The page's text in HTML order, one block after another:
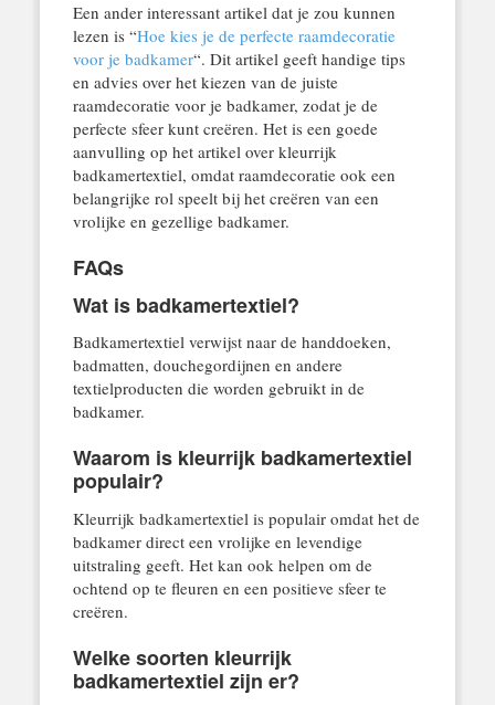
Een ander interessant artikel dat je zou kunnen
lezen is “Hoe kies je de perfecte raamdecoratie
voor je badkamer“. Dit artikel geeft handige tips
en advies over het kiezen van de juiste
raamdecoratie voor je badkamer, zodat je de
perfecte sfeer kunt creëren. Het is een goede
aanvulling op het artikel over kleurrijk
badkamertextiel, omdat raamdecoratie ook een
belangrijke rol speelt bij het creëren van een
vrolijke en gezellige badkamer.
FAQs
Wat is badkamertextiel?
Badkamertextiel verwijst naar de handdoeken,
badmatten, douchegordijnen en andere
textielproducten die worden gebruikt in de
badkamer.
Waarom is kleurrijk badkamertextiel
populair?
Kleurrijk badkamertextiel is populair omdat het de
badkamer direct een vrolijke en levendige
uitstraling geeft. Het kan ook helpen om de
ochtend op te fleuren en een positieve sfeer te
creëren.
Welke soorten kleurrijk
badkamertextiel zijn er?